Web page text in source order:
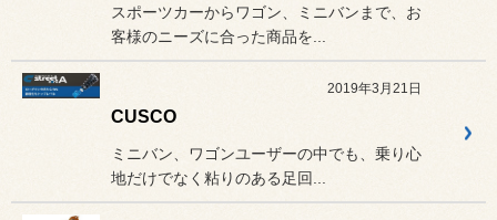
スポーツカーからワゴン、ミニバンまで、お
客様のニーズに合った商品を...
2019年3月21日
CUSCO
ミニバン、ワゴンユーザーの中でも、乗り心
地だけでなく粘りのある足回...